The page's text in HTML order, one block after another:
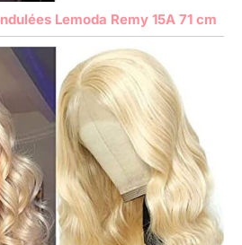
Lemoda Remy 15A 71 cm